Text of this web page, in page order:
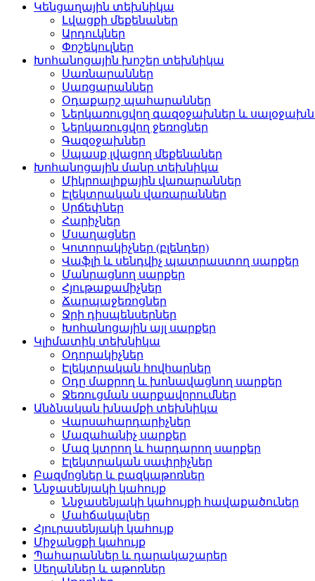
Կենցաղային տեխնիկա
Լվացքի մեքենաներ
Արդուկներ
Փոշեկուլներ
Խոհանոցային խոշեր տեխնիկա
Սառնարաններ
Սառցարաններ
Օդաքարշ պահարաններ
Ներկառուցվող գազօջախներ և
Ներկառուցվող ջեռոցներ
Գազօջախներ
Սպասք լվացող մեքենաներ
Խոհանոցային մանր տեխնիկա
Միկրոալիքային վառարաններ
Էլեկտրական վառարաններ
Սրճեփներ
Հարիչներ
Մսաղացներ
Կոտորակիչներ (բլենդեր)
Վաֆլի և սենդվիչ պատրաստող սարքեր
Մանրացնող սարքեր
Հյութաքամիչներ
Ճարպաջեռոցներ
Ջրի դիսպենսերներ
Խոհանոցային այլ սարքեր
Կլիմատիկ տեխնիկա
Օդորակիչներ
Էլեկտրական հովհարներ
Օդը մաքրող և խոնավացնող սարքեր
Ջեռուցման սարքավորումներ
Անձնական խնամքի տեխնիկա
Վարսահարդարիչներ
Մազահանիչ սարքեր
Մազ կտրող և հարդարող սարքեր
Էլեկտրական սափրիչներ
Բազմոցներ և բազկաթոռներ
Ննջասենյակի կահույք
Ննջասենյակի կահույքի հավաքածուներ
Մահճակալներ
Հյուրասենյակի կահույք
Միջանցքի կահույք
Պահարաններ և դարակաշարեր
Սեղաններ և աթոռներ